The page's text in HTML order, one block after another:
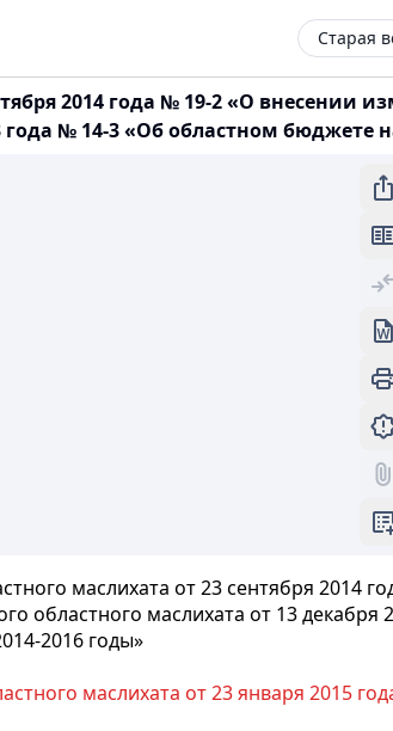
Старая
2014 года № 19-2 «О внесении
№ 14-3 «Об областном бюджете
маслихата от 23 сентября 2014
областного маслихата от 13
2016 годы»
маслихата от 23 января 2015